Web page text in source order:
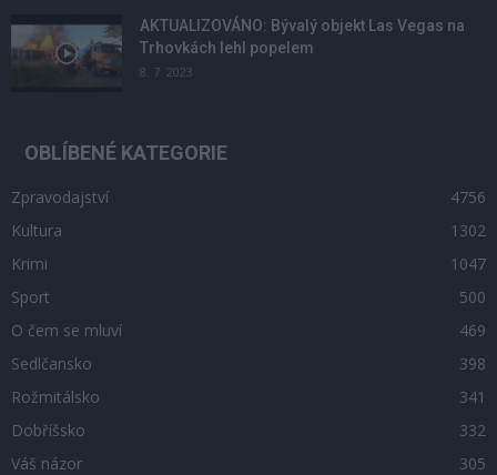
AKTUALIZOVÁNO: Bývalý objekt Las Vegas na
Trhovkách lehl popelem
8. 7. 2023
OBLÍBENÉ KATEGORIE
Zpravodajství
4756
Kultura
1302
Krimi
1047
Sport
500
O čem se mluví
469
Sedlčansko
398
Rožmitálsko
341
Dobříšsko
332
Váš názor
305